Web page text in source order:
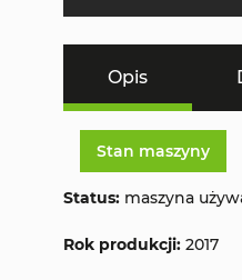
Opis
Stan maszyny
Status: maszyna
Rok produkcji: 2017